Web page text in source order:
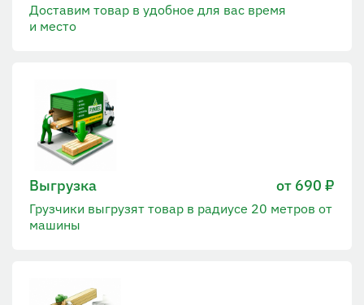
Доставим товар в удобное для вас время
и место
Выгрузка от 690 ₽
Грузчики выгрузят товар в радиусе 20 метров от
машины